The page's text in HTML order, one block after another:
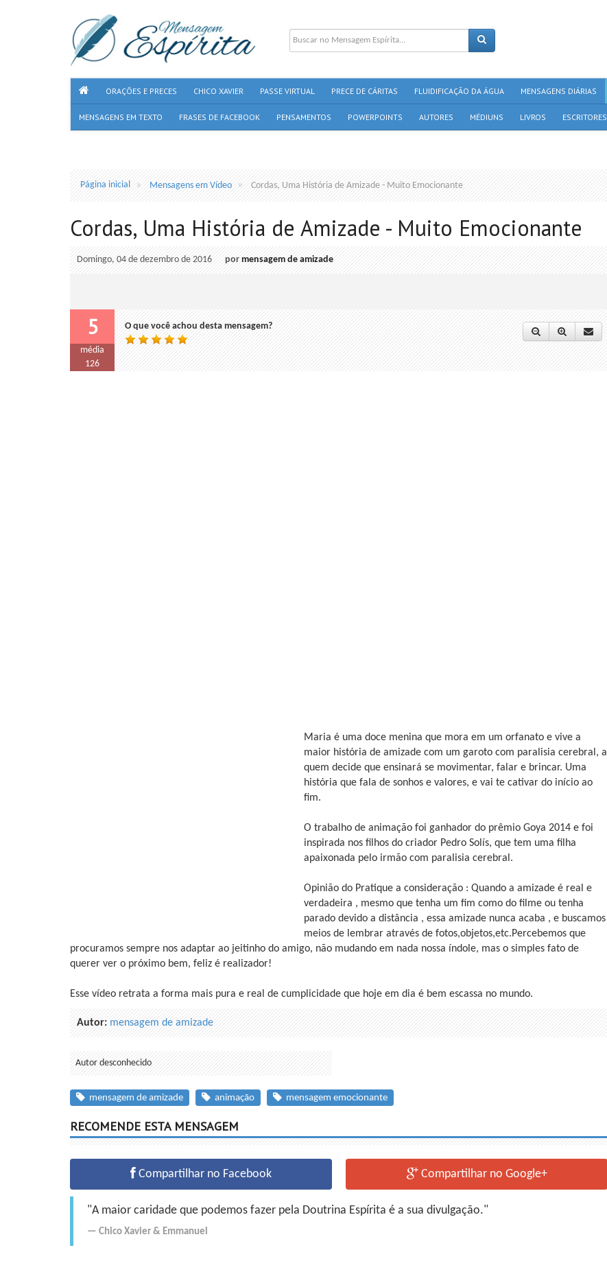
ORAÇÕES E PRECES CHICO XAVIER PASSE VIRTUAL PRECE DE CÁRITAS FLUIDIFICAÇÃO DA ÁGUA MENSAGENS DIÁRIAS
MENSAGENS EM TEXTO FRASES DE FACEBOOK PENSAMENTOS POWERPOINTS AUTORES MÉDIUNS LIVROS ESCRITORES
Página inicial Mensagens em Vídeo Cordas, Uma História de Amizade - Muito Emocionante
Cordas, Uma História de Amizade - Muito Emocionante
Domingo, 04 de dezembro de 2016 pormensagem de amizade
5
média
126
O que você achou desta mensagem?
Maria é uma doce menina que mora em um orfanato e vive a
maior história de amizade com um garoto com paralisia cerebral, a
quem decide que ensinará se movimentar, falar e brincar. Uma
história que fala de sonhos e valores, e vai te cativar do início ao
fim.
O trabalho de animação foi ganhador do prêmio Goya 2014 e foi
inspirada nos filhos do criador Pedro Solís, que tem uma filha
apaixonada pelo irmão com paralisia cerebral.
Opinião do Pratique a consideração : Quando a amizade é real e
verdadeira , mesmo que tenha um fim como do filme ou tenha
parado devido a distância , essa amizade nunca acaba , e buscamos
meios de lembrar através de fotos,objetos,etc.Percebemos que
procuramos sempre nos adaptar ao jeitinho do amigo, não mudando em nada nossa índole, mas o simples fato de
querer ver o próximo bem, feliz é realizador!
Esse vídeo retrata a forma mais pura e real de cumplicidade que hoje em dia é bem escassa no mundo.
Autor:mensagem de amizade
Autor desconhecido
mensagem de amizade animação mensagem emocionante
RECOMENDE ESTA MENSAGEM
Compartilhar no Facebook Compartilhar no Google+
"A maior caridade que podemos fazer pela Doutrina Espírita é a sua divulgação."
Chico Xavier & Emmanuel